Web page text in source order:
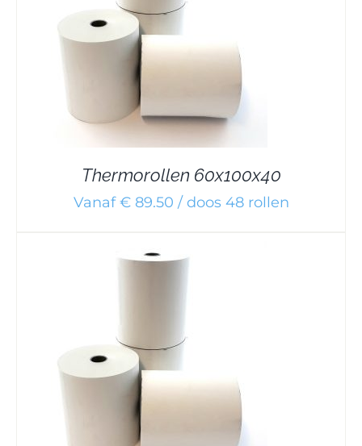
Thermorollen 60x100x40
Vanaf € 89.50 / doos 48 rollen